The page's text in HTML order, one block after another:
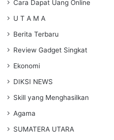
Cara Dapat Uang Online
U T A M A
Berita Terbaru
Review Gadget Singkat
Ekonomi
DIKSI NEWS
Skill yang Menghasilkan
Agama
SUMATERA UTARA